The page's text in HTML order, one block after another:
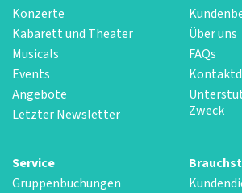
Konzerte
Kabarett und Theater
Musicals
Events
Angebote
Letzter Newsletter
Über uns
FAQs
Zweck
Service
Gruppenbuchungen